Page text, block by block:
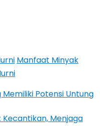
Manfaat Minyak
Memiliki Potensi Untung
Menjaga